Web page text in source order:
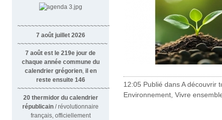
~~~~~~~~~~~~~~~~~~~~~~~~~~~~~~
7 août juillet 2026
~~~~~~~~~~~~~~~~~~~~~~~~~~
7 août est le 219e jour de
chaque année commune du
calendrier grégorien il en
reste ensuite 146
~~~~~~~~~~~~~~~~~~~~~~~~~~~~~~~~
20 thermidor du calendrier
républicain / révolutionnaire
français, officiellement
12:05 Publié dansA découvrir
Environnement Vivre